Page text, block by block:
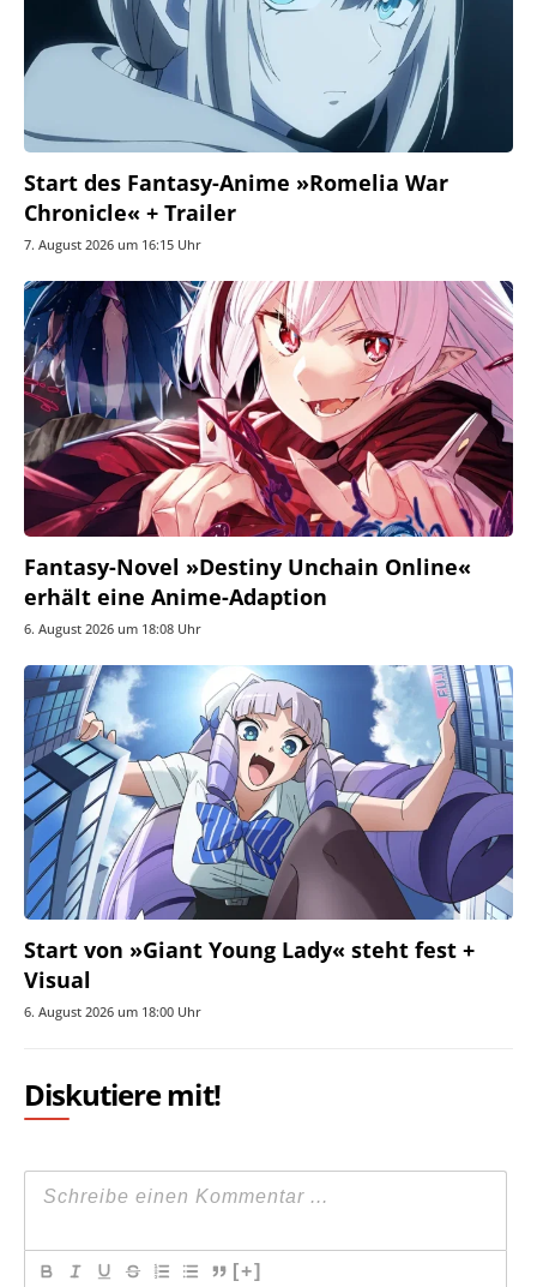
Start des Fantasy-Anime »Romelia War
Chronicle« + Trailer
7. August 2026 um 16:15 Uhr
Fantasy-Novel »Destiny Unchain Online«
erhält eine Anime-Adaption
6. August 2026 um 18:08 Uhr
Start von »Giant Young Lady« steht fest +
Visual
6. August 2026 um 18:00 Uhr
Diskutiere mit!
[+]